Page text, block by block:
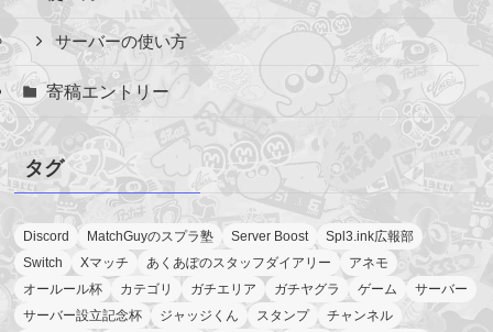
サーバーの使い方
寄稿エントリー
タグ
Discord MatchGuyのスプラ塾 Server Boost
Spl3.ink広報部
Switch
Xマッチ あくあぽのスタッフダイアリー
アネモ
オールール杯
カテゴリ ガチエリア ガチヤグラ ゲーム
サーバー
サーバー設立記念杯
ジャッジくん スタンプ
チャンネル